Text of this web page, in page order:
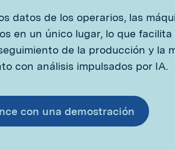
datos de los operarios, las
en un único lugar, lo que facilita
de la producción y la
con análisis impulsados por IA.
con una demostración